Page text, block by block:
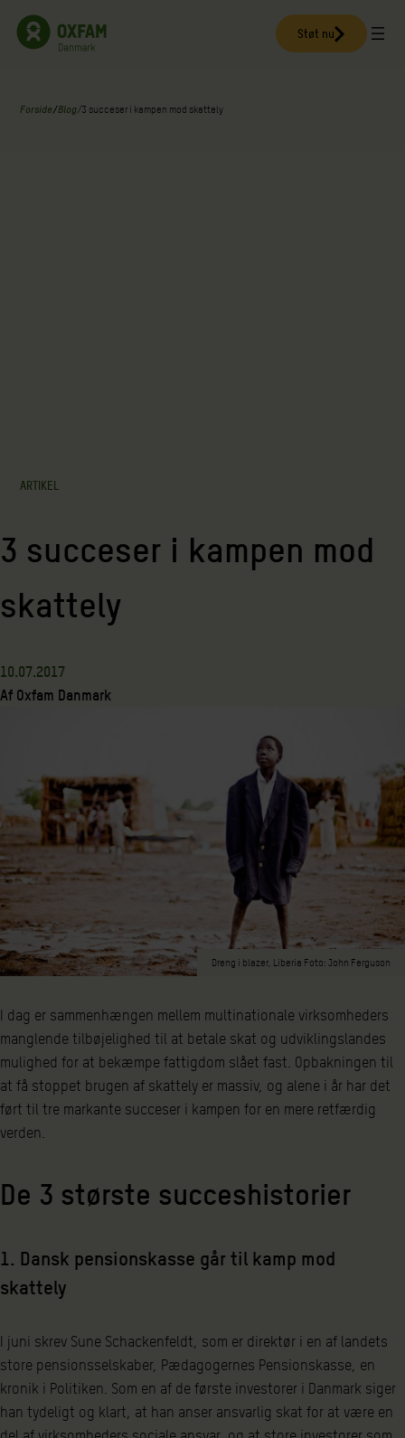
Spring
Støt nu
Forside/Blog/3 succeser i kampen mod skattely
ARTIKEL
3 succeser i kampen mod
skattely
10.07.2017
Af Oxfam Danmark
Dreng i blazer, Liberia Foto: John Ferguson
I dag er sammenhængen mellem multinationale virksomheders
manglende tilbøjelighed til at betale skat og udviklingslandes
mulighed for at bekæmpe fattigdom slået fast. Opbakningen til
at få stoppet brugen af skattely er massiv, og alene i år har det
ført til tre markante succeser i kampen for en mere retfærdig
verden.
De 3 største succeshistorier
1. Dansk pensionskasse går til kamp mod
skattely
I juni skrev Sune Schackenfeldt, som er direktør i en af landets
store pensionsselskaber, Pædagogernes Pensionskasse, en
kronik i Politiken. Som en af de første investorer i Danmark siger
han tydeligt og klart, at han anser ansvarlig skat for at være en